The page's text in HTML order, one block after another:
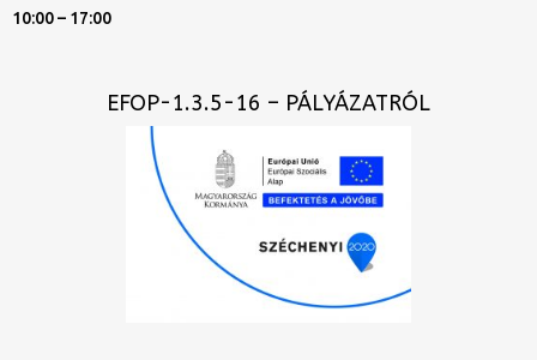
10:00 – 17:00
EFOP-1.3.5-16 – PÁLYÁZATRÓL